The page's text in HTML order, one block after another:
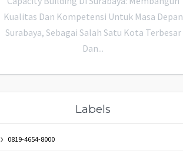
Kualitas Dan Kompetensi Untuk Masa Depan
Surabaya, Sebagai Salah Satu Kota Terbesar
Dan...
Labels
0819-4654-8000